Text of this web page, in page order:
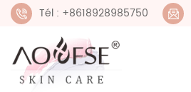
Tél : +8618928985750